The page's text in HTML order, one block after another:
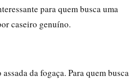
para quem busca uma
caseiro genuíno.
da fogaça. Para quem busca